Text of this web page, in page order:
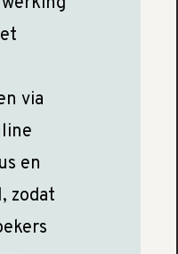
via
en
zodat